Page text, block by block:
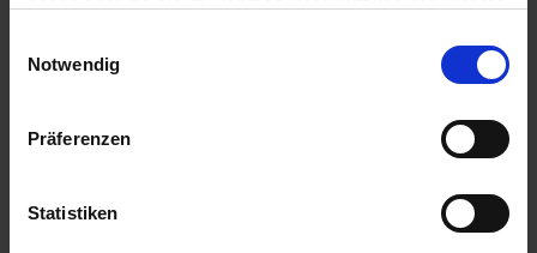
Notwendig
Präferenzen
Statistiken